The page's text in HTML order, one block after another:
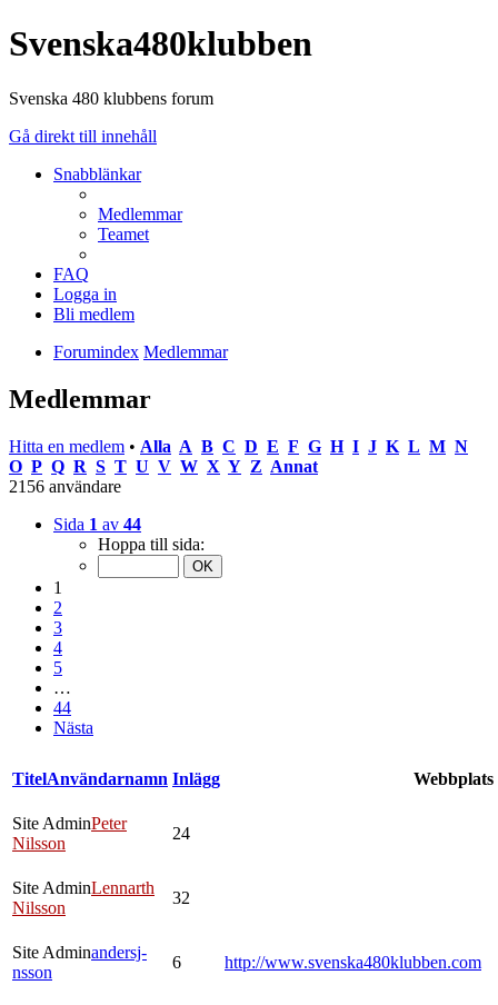
Svenska480klubben
Svenska 480 klubbens forum
Gå direkt till innehåll
Snabblänkar
Medlemmar
Teamet
FAQ
Logga in
Bli medlem
Forumindex Medlemmar
Medlemmar
Hitta en medlem • Alla A B C D E F G H I J K L M N
O P Q R S T U V W X Y Z Annat
2156 användare
Sida 1 av 44
Hoppa till sida:
1
2
3
4
5
…
44
Nästa
TitelAnvändarnamn Inlägg Webbplats
Site AdminPeter
Nilsson
24
Site AdminLennarth
Nilsson
32
Site Adminandersj-
nsson
6 http://www.svenska480klubben.com